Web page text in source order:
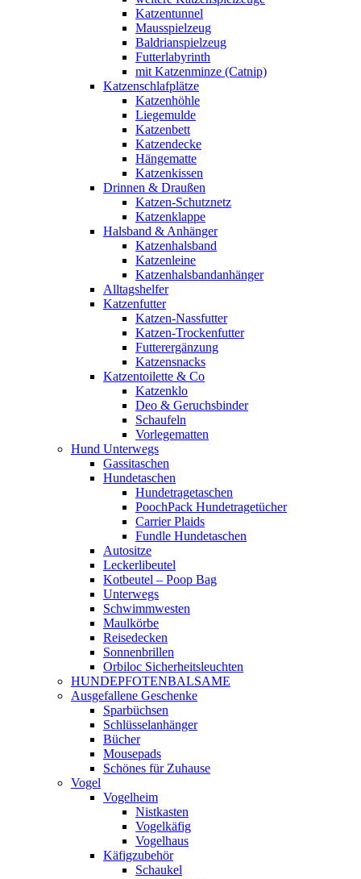
Katzentunnel
Mausspielzeug
Baldrianspielzeug
Futterlabyrinth
mit Katzenminze (Catnip)
Katzenschlafplätze
Katzenhöhle
Liegemulde
Katzenbett
Katzendecke
Hängematte
Katzenkissen
Drinnen & Draußen
Katzen-Schutznetz
Katzenklappe
Halsband & Anhänger
Katzenhalsband
Katzenleine
Katzenhalsbandanhänger
Alltagshelfer
Katzenfutter
Katzen-Nassfutter
Katzen-Trockenfutter
Futterergänzung
Katzensnacks
Katzentoilette & Co
Katzenklo
Deo & Geruchsbinder
Schaufeln
Vorlegematten
Hund Unterwegs
Gassitaschen
Hundetaschen
Hundetragetaschen
PoochPack Hundetragetücher
Carrier Plaids
Fundle Hundetaschen
Autositze
Leckerlibeutel
Kotbeutel – Poop Bag
Unterwegs
Schwimmwesten
Maulkörbe
Reisedecken
Sonnenbrillen
Orbiloc Sicherheitsleuchten
HUNDEPFOTENBALSAME
Ausgefallene Geschenke
Sparbüchsen
Schlüsselanhänger
Bücher
Mousepads
Schönes für Zuhause
Vogel
Vogelheim
Nistkasten
Vogelkäfig
Vogelhaus
Käfigzubehör
Schaukel